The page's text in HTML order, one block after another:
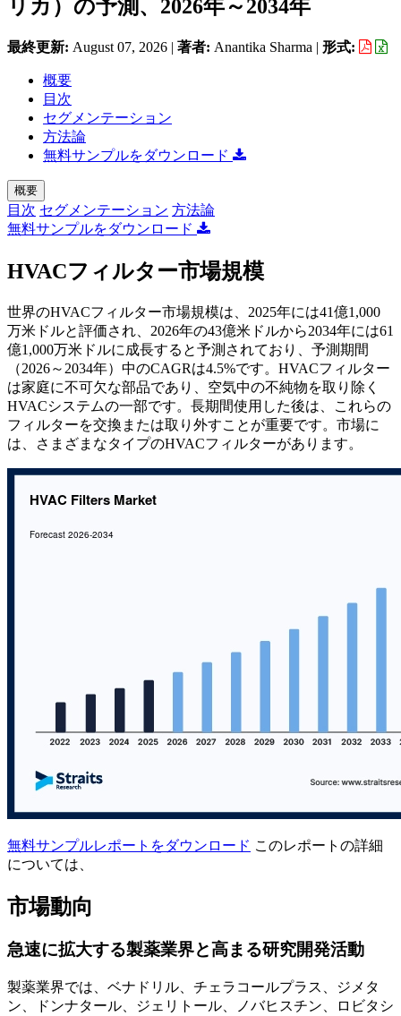
リカ）の予測、2026年～2034年
最終更新: August 07, 2026 | 著者: Anantika Sharma | 形式:
概要
目次
セグメンテーション
方法論
無料サンプルをダウンロード
概要
目次 セグメンテーション 方法論
無料サンプルをダウンロード
HVACフィルター市場規模
世界のHVACフィルター市場規模は、2025年には41億1,000
万米ドルと評価され、2026年の43億米ドルから2034年には61
億1,000万米ドルに成長すると予測されており、予測期間
（2026～2034年）中のCAGRは4.5%です。HVACフィルター
は家庭に不可欠な部品であり、空気中の不純物を取り除く
HVACシステムの一部です。長期間使用した後は、これらの
フィルターを交換または取り外すことが重要です。市場に
は、さまざまなタイプのHVACフィルターがあります。
無料サンプルレポートをダウンロード このレポートの詳細
については、
市場動向
急速に拡大する製薬業界と高まる研究開発活動
製薬業界では、ベナドリル、チェラコールプラス、ジメタ
ン、ドンナタール、ジェリトール、ノバヒスチン、ロビタシ